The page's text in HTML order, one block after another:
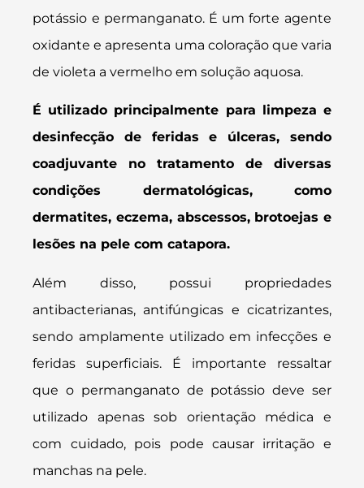
potássio e permanganato. É um forte agente
oxidante e apresenta uma coloração que varia
de violeta a vermelho em solução aquosa.
É utilizado principalmente para limpeza e
desinfecção de feridas e úlceras, sendo
coadjuvante no tratamento de diversas
condições dermatológicas, como
dermatites, eczema, abscessos, brotoejas e
lesões na pele com catapora.
Além disso, possui propriedades
antibacterianas, antifúngicas e cicatrizantes,
sendo amplamente utilizado em infecções e
feridas superficiais. É importante ressaltar
que o permanganato de potássio deve ser
utilizado apenas sob orientação médica e
com cuidado, pois pode causar irritação e
manchas na pele.